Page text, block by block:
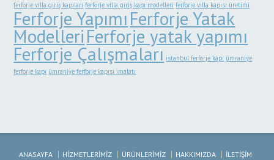
ferforje villa giriş kapıları ferforje villa giriş kapı modelleri ferforje villa kapısı üretimi
Ferforje YapımıFerforje Yatak
ModelleriFerforje yatak yapımı
Ferforje Çalışmaları istanbul ferforje kapı ümraniye
ferforje kapı ümraniye ferforje kapısı imalatı
ANASAYFA HİZMETLERİMİZ ÜRÜNLERİMİZ HAKKIMIZDA
İLETİŞİM